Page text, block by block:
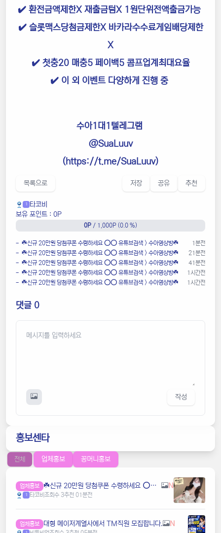
✔️ 환전금액제한X 재출금텀X 1원단위전액출금가능
✔️ 슬롯맥스당첨금제한X 바카라수수료게임배당제한
X
✔️ 첫충20 매충5 페이백5 콤프업계최대요율
✔️ 이 외 이벤트 다양하게 진행 중
수아1대1텔레그램
@SuaLuuv
( https://t.me/SuaLuuv)
목록으로 저장 공유 추천
1 타코비
보유 포인트 : 0P
0P / 1,000P (0.0 %)
- ☘️️신규 20만원 당첨쿠폰 수령하세요 ⭕️⭕️ 유튜브검색 > 수아영상방☘️
1분전
- ☘️️신규 20만원 당첨쿠폰 수령하세요 ⭕️⭕️ 유튜브검색 > 수아영상방☘️
21분전
- ☘️️신규 20만원 당첨쿠폰 수령하세요 ⭕️⭕️ 유튜브검색 > 수아영상방☘️
41분전
- ☘️️신규 20만원 당첨쿠폰 수령하세요 ⭕️⭕️ 유튜브검색 > 수아영상방☘️
1시간전
- ☘️️신규 20만원 당첨쿠폰 수령하세요 ⭕️⭕️ 유튜브검색 > 수아영상방☘️
1시간전
댓글 0
작성
홍보센타
전체 업체홍보 꽁머니홍보
업체홍보 ☘️️신규 20만원 당첨쿠폰 수령하세요 ⭕️⭕️ 유튜브검색 > 수아영상방☘️ N
1 타코비 조회수 3추천 01분전
업체홍보 ️️대형 메이저계열사에서 TM직원 모집합니다. N